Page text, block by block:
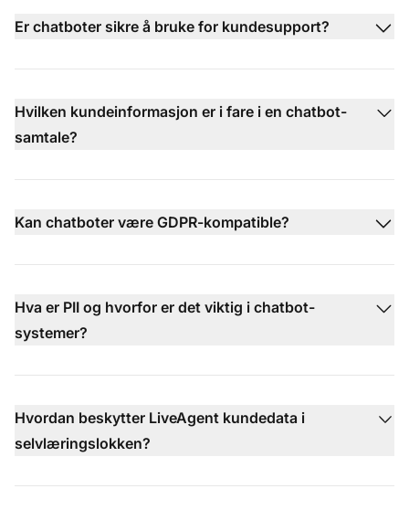
Er chatboter sikre å bruke for kundesupport?
Hvilken kundeinformasjon er i fare i en chatbot-
samtale?
Kan chatboter være GDPR-kompatible?
Hva er PII og hvorfor er det viktig i chatbot-
systemer?
Hvordan beskytter LiveAgent kundedata i
selvlæringslokken?